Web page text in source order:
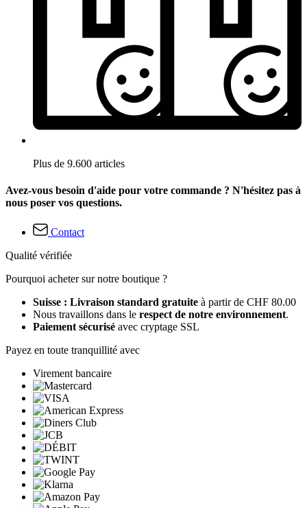
Plus de 9.600 articles
Avez-vous besoin d'aide pour votre commande ? N'hésitez pas à
nous poser vos questions.
Contact
Qualité vérifiée
Pourquoi acheter sur notre boutique ?
Suisse : Livraison standard gratuite à partir de CHF 80.00
Nous travaillons dans le respect de notre environnement.
Paiement sécurisé avec cryptage SSL
Payez en toute tranquillité avec
Virement bancaire